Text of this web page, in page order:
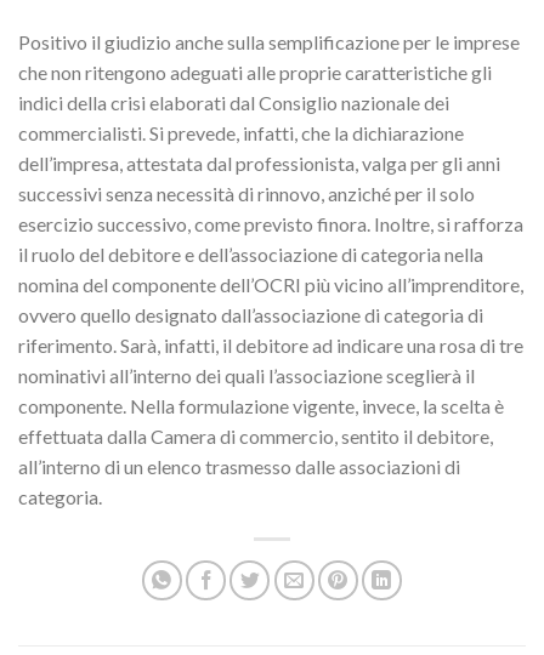
Positivo il giudizio anche sulla semplificazione per le imprese
che non ritengono adeguati alle proprie caratteristiche gli
indici della crisi elaborati dal Consiglio nazionale dei
commercialisti. Si prevede, infatti, che la dichiarazione
dell’impresa, attestata dal professionista, valga per gli anni
successivi senza necessità di rinnovo, anziché per il solo
esercizio successivo, come previsto finora. Inoltre, si rafforza
il ruolo del debitore e dell’associazione di categoria nella
nomina del componente dell’OCRI più vicino all’imprenditore,
ovvero quello designato dall’associazione di categoria di
riferimento. Sarà, infatti, il debitore ad indicare una rosa di tre
nominativi all’interno dei quali l’associazione sceglierà il
componente. Nella formulazione vigente, invece, la scelta è
effettuata dalla Camera di commercio, sentito il debitore,
all’interno di un elenco trasmesso dalle associazioni di
categoria.